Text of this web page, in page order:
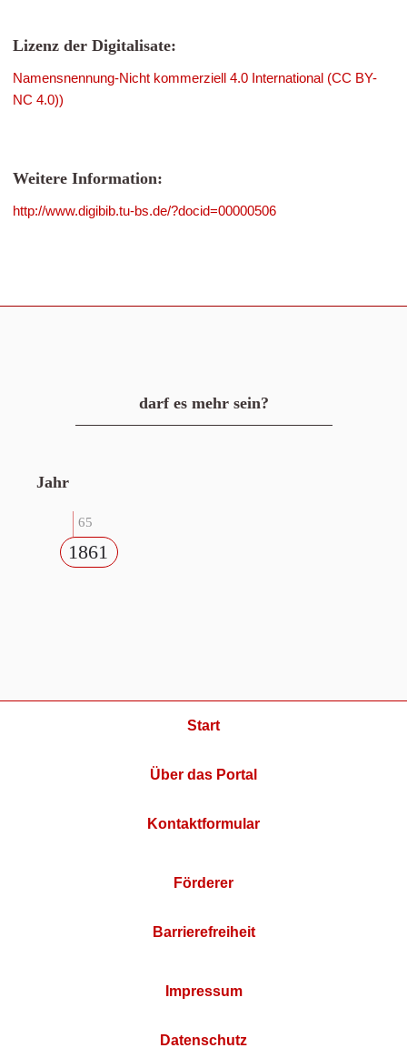
Lizenz der Digitalisate:
Namensnennung-Nicht kommerziell 4.0 International (CC BY-
NC 4.0))
Weitere Information:
http://www.digibib.tu-bs.de/?docid=00000506
darf es mehr sein?
Jahr
65
1861
Start
Über das Portal
Kontaktformular
Förderer
Barrierefreiheit
Impressum
Datenschutz